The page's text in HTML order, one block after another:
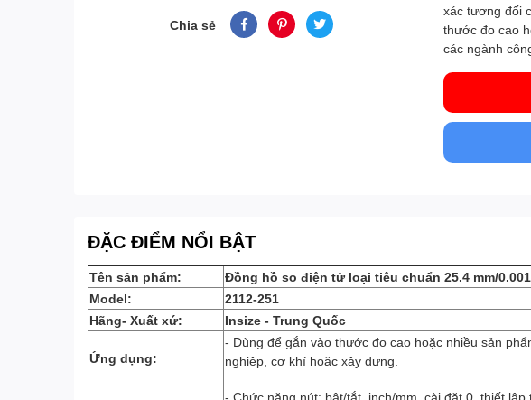
Chia sẻ
xác tương đối
thước đo cao
các ngành
ĐẶC ĐIỂM NỔI BẬT
Tên sản phẩm:
Đồng hồ so điện tử loại tiêu chuẩn 25.4 mm/
Model:
2112-251
Hãng- Xuất xứ:
Insize - Trung Quốc
Ứng dụng:
- Dùng để gắn vào thước đo cao hoặc nhiều sản
nghiệp, cơ khí hoặc xây dựng.
- Chức năng nút: bật/tắt, inch/mm, cài đặt 0, thiết